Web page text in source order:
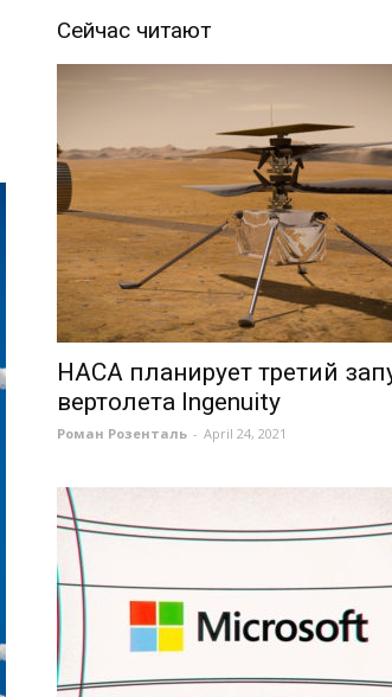
Сейчас читают
НАСА планирует третий
вертолета Ingenuity
Роман Розенталь - April 24, 2021